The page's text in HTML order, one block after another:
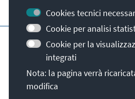
Altre offerte della fondazione
Colophon
Termini e
Erklärung zur Barrierefreiheit
Mappa del
© Konrad-Adenauer-
Cookies tecnici
Cookie per analisi
Cookie per la
integrati
Nota: la pagina verrà
modifica